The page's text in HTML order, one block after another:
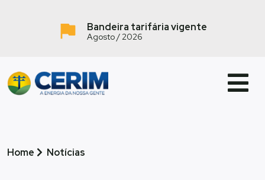
Bandeira tarifária vigente
Agosto / 2026
Home Notícias